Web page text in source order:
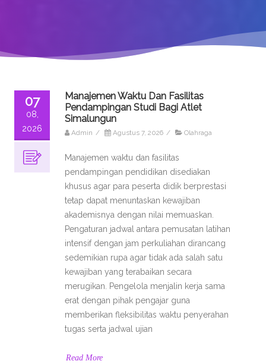
07
08,
2026
Manajemen Waktu Dan Fasilitas
Pendampingan Studi Bagi Atlet
Simalungun
Admin / Agustus 7, 2026 / Olahraga
Manajemen waktu dan fasilitas
pendampingan pendidikan disediakan
khusus agar para peserta didik berprestasi
tetap dapat menuntaskan kewajiban
akademisnya dengan nilai memuaskan.
Pengaturan jadwal antara pemusatan latihan
intensif dengan jam perkuliahan dirancang
sedemikian rupa agar tidak ada salah satu
kewajiban yang terabaikan secara
merugikan. Pengelola menjalin kerja sama
erat dengan pihak pengajar guna
memberikan fleksibilitas waktu penyerahan
tugas serta jadwal ujian
Read More